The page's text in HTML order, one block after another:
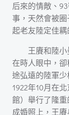
后來的情敵、
事，天然會被
起老友陸定佳
王賡和陸
在時人眼中，
途弘遠的陸軍
1922年10月在
館）舉行了隆重
成婚照上，王